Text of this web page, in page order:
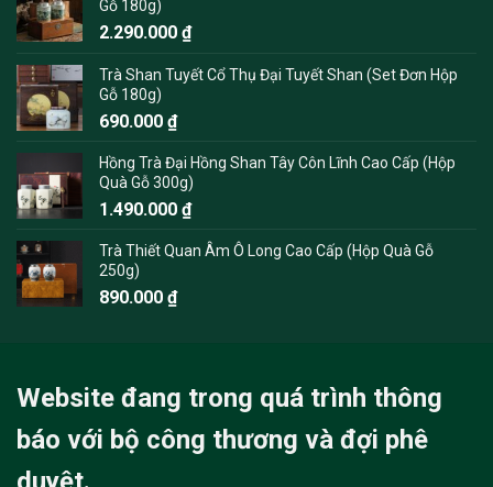
Gỗ 180g)
2.290.000 ₫
Trà Shan Tuyết Cổ Thụ Đại Tuyết Shan (Set Đơn Hộp
Gỗ 180g)
690.000 ₫
Hồng Trà Đại Hồng Shan Tây Côn Lĩnh Cao Cấp (Hộp
Quà Gỗ 300g)
1.490.000 ₫
Trà Thiết Quan Âm Ô Long Cao Cấp (Hộp Quà Gỗ
250g)
890.000 ₫
Website đang trong quá trình thông
báo với bộ công thương và đợi phê